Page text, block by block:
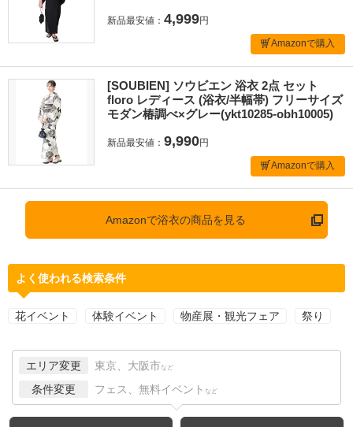
新品最安値： 4,999円
Amazonで購入
[SOUBIEN] ソウビエン 浴衣 2点 セット
floro レディース (浴衣/半幅帯) フリーサイズ
モダン椿調べ×グレー(ykt10285-obh10005)
新品最安値： 9,990円
Amazonで購入
Amazonで浴衣の商品を見る
よく使われる検索条件
花イベント 体験イベント 物産展・観光フェア 祭り
エリア変更 東京、大阪市 など
条件変更 フェス、無料イベント など